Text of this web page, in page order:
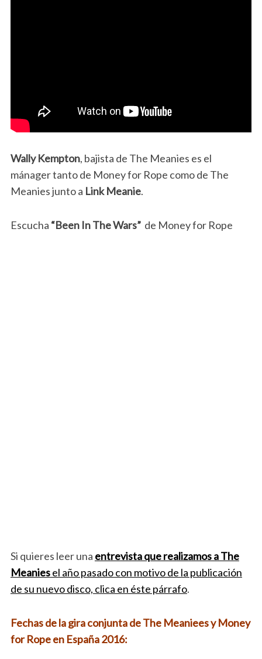
Wally Kempton, bajista de The Meanies es el
mánager tanto de Money for Rope como de The
Meanies junto a Link Meanie.
Escucha “Been In The Wars”de Money for Rope
Si quieres leer una entrevista que realizamos a The
Meaniesel año pasado con motivo de la publicación
de su nuevo disco, clica en éste párrafo.
Fechas de la gira conjunta de The Meaniees y Money
for Rope en España 2016: